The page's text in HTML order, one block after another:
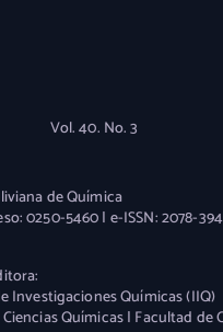
Vol. 40. No. 3
de Química
0250-5460 | e-ISSN: 2078-
Investigaciones Químicas (IIQ)
Químicas | Facultad de